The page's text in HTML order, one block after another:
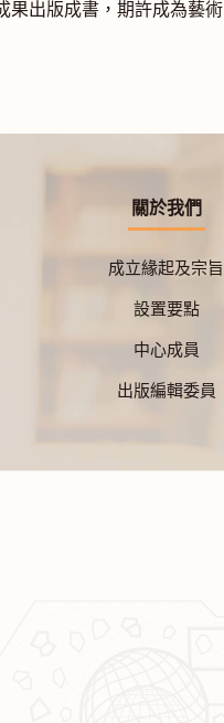
果出版成書，期許成為藝術
關於我們
成立緣起及宗旨
設置要點
中心成員
出版編輯委員